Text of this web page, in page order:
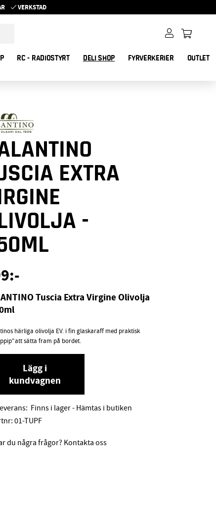
VERKSTAD
RC - RADIOSTYRT DELI SHOP FYRVERKERIER
OUTLET
EXTRA
-
:-
Tuscia Extra Virgine Olivolja
härliga olivolja EV. i fin glaskaraff med praktisk
sätta fram på bordet.
Lägg i
kundvagnen
Finns i lager - Hämtas i butiken
01-TUPF
du några frågor? Kontakta oss